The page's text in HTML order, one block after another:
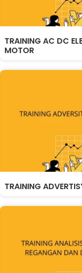
TRAINING AC DC
MOTOR
TRAINING